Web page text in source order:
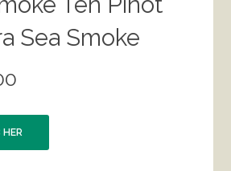
Sea Smoke
HER